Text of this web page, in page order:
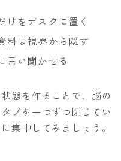
けをデスクに置く
料は視界から隠す
言い聞かせる
態を作ることで、脳の
ブを一つずつ閉じてい
集中してみましょう。